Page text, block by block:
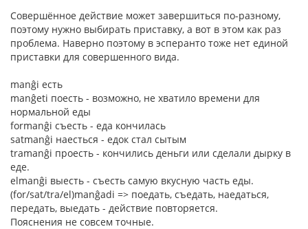
Совершённое действие может завершиться по-разному,
поэтому нужно выбирать приставку, а вот в этом как раз
проблема. Наверно поэтому в эсперанто тоже нет единой
приставки для совершенного вида.
manĝi есть
manĝeti поесть - возможно, не хватило времени для
нормальной еды
formanĝi съесть - еда кончилась
satmanĝi наесться - едок стал сытым
tramanĝi проесть - кончились деньги или сделали дырку в
еде.
elmanĝi выесть - съесть самую вкусную часть еды.
(for/sat/tra/el)manĝadi => поедать, съедать, наедаться,
передать, выедать - действие повторяется.
Пояснения не совсем точные.